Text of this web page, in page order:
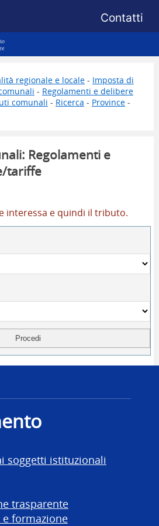
Menu di
Contatti
Finanze
regionale e locale- Imposta di
- Regolamenti e delibere
comunali - Ricerca - Province-
Regolamenti e
tariffe
interessa e quindi il tributo.
delle
soggetti istituzionali
trasparente
formazione